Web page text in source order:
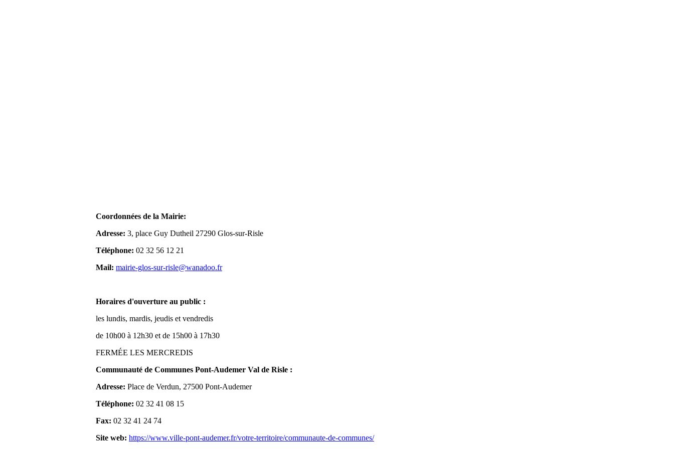
Coordonnées de la Mairie:
Adresse: 3, place Guy Dutheil 27290 Glos-sur-Risle
Téléphone: 02 32 56 12 21
Mail: mairie-glos-sur-risle@wanadoo.fr
Horaires d'ouverture au public :
les lundis, mardis, jeudis et vendredis
de 10h00 à 12h30 et de 15h00 à 17h30
FERMÉE LES MERCREDIS
Communauté de Communes Pont-Audemer Val de Risle :
Adresse: Place de Verdun, 27500 Pont-Audemer
Téléphone: 02 32 41 08 15
Fax: 02 32 41 24 74
Site web: https://www.ville-pont-audemer.fr/votre-territoire/communaute-de-communes/